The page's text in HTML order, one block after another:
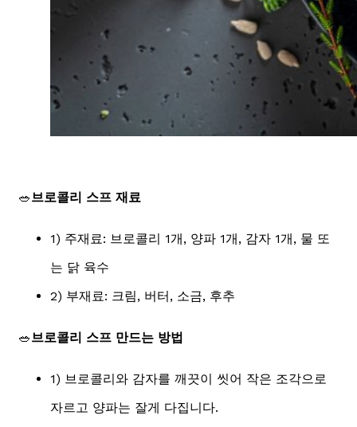
🥗브로콜리 스프 재료
1) 주재료: 브로콜리 1개, 양파 1개, 감자 1개, 물 또
는 닭 육수
2) 부재료: 크림, 버터, 소금, 후추
🥗브로콜리 스프 만드는 방법
1) 브로콜리와 감자를 깨끗이 씻어 작은 조각으로
자르고 양파는 잘게 다집니다.